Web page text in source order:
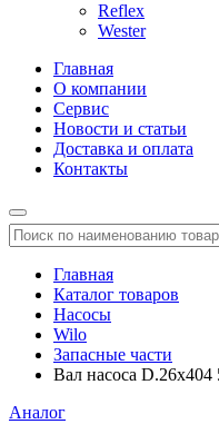
Reflex
Wester
Главная
О компании
Сервис
Новости и статьи
Доставка и оплата
Контакты
Главная
Каталог товаров
Насосы
Wilo
Запасные части
Вал насоса D.26x404
Аналог